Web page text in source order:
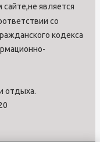
является
со
кодекса
отдыха.